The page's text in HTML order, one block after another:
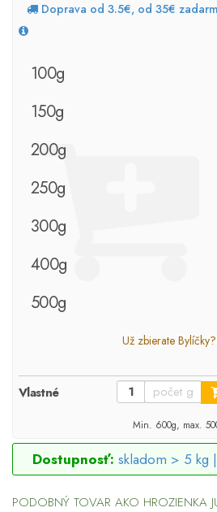
Doprava od 3.5€, od 35€
100g
150g
200g
250g
300g
400g
500g
Už zbierate Bylíčky?
Vlastné
Min. 600g, max.
Dostupnosť: skladom > 5 kg |
PODOBNÝ TOVAR AKO HROZIENKA